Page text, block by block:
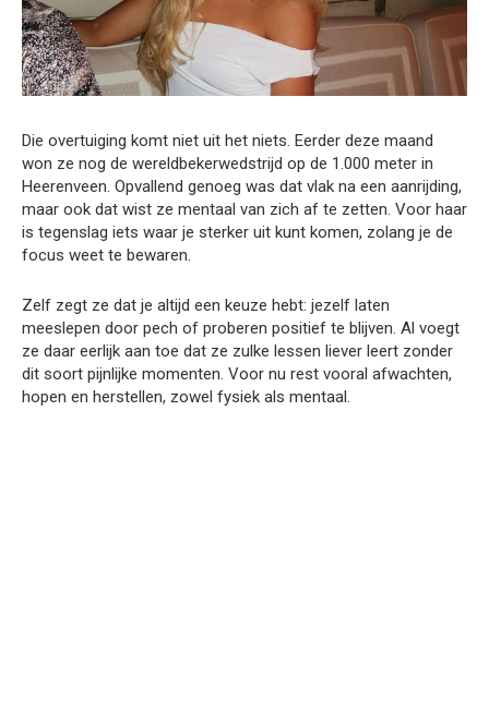
Die overtuiging komt niet uit het niets. Eerder deze maand
won ze nog de wereldbekerwedstrijd op de 1.000 meter in
Heerenveen. Opvallend genoeg was dat vlak na een aanrijding,
maar ook dat wist ze mentaal van zich af te zetten. Voor haar
is tegenslag iets waar je sterker uit kunt komen, zolang je de
focus weet te bewaren.
Zelf zegt ze dat je altijd een keuze hebt: jezelf laten
meeslepen door pech of proberen positief te blijven. Al voegt
ze daar eerlijk aan toe dat ze zulke lessen liever leert zonder
dit soort pijnlijke momenten. Voor nu rest vooral afwachten,
hopen en herstellen, zowel fysiek als mentaal.